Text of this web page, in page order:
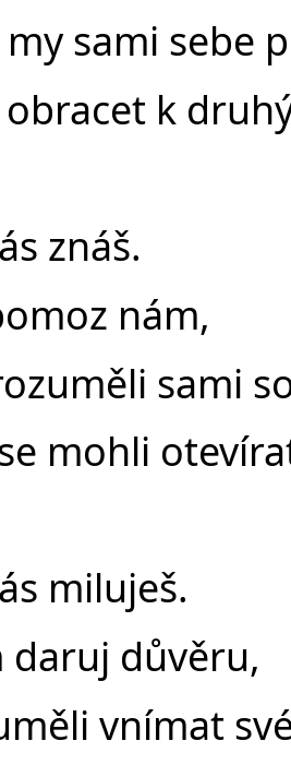
sami sebe
k
znáš.
nám,
sami
mohli
miluješ.
daruj důvěru,
vnímat